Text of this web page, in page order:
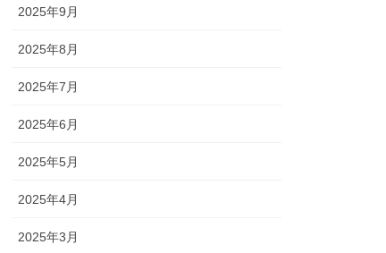
2025年9月
2025年8月
2025年7月
2025年6月
2025年5月
2025年4月
2025年3月